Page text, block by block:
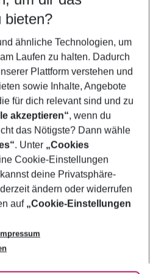
5-8 Nächte
anzeigen
bieten?
ähnliche Technologien, um
Laufen zu halten. Dadurch
Plattform verstehen und
sowie Inhalte, Angebote
für dich relevant sind und zu
akzeptieren“, wenn du
das Nötigste? Dann wähle
. Unter „Cookies
Cookie-Einstellungen
deine Privatsphäre-
ändern oder widerrufen
auf „Cookie-Einstellungen